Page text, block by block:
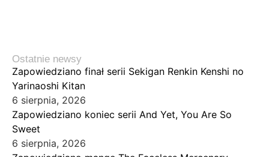
Ostatnie newsy
Zapowiedziano finał serii Sekigan Renkin Kenshi no
Yarinaoshi Kitan
6 sierpnia, 2026
Zapowiedziano koniec serii And Yet, You Are So
Sweet
6 sierpnia, 2026